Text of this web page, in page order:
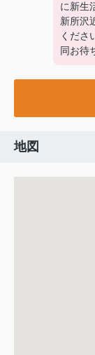
に新生
新所沢
くださ
同お待
地図